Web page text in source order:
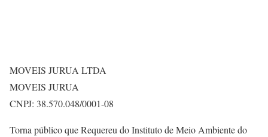
MOVEIS JURUA LTDA
MOVEIS JURUA
CNPJ: 38.570.048/0001-08
Torna público que Requereu do Instituto de Meio Ambiente do